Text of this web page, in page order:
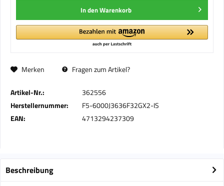
In denWarenkorb
Merken Fragen zum Artikel?
Artikel-Nr.:
362556
Herstellernummer:
F5-6000J3636F32GX2-IS
EAN:
4713294237309
Beschreibung